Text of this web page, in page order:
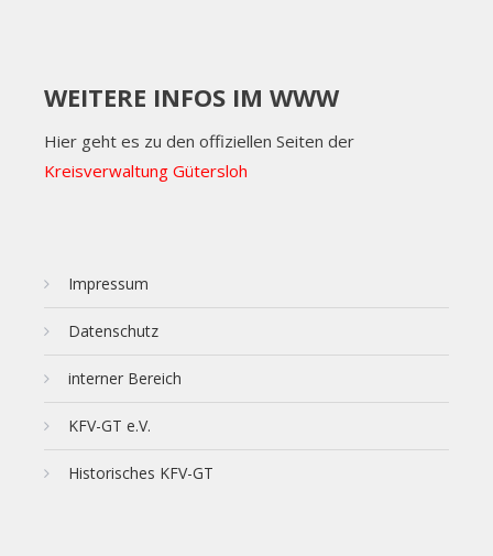
WEITERE INFOS IM WWW
Hier geht es zu den offiziellen Seiten der
Kreisverwaltung Gütersloh
Impressum
Datenschutz
interner Bereich
KFV-GT e.V.
Historisches KFV-GT